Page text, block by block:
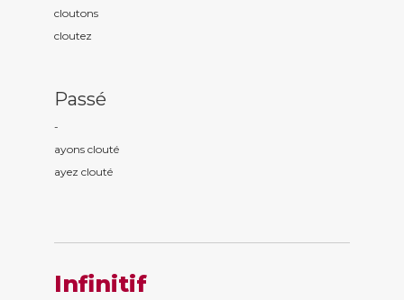
cloutons
cloutez
Passé
-
ayons clouté
ayez clouté
Infinitif